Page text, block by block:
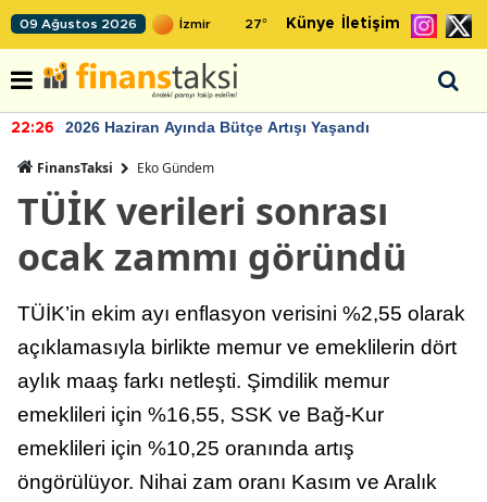
09 Ağustos 2026 27° Künye İletişim
22:26 2026 Haziran Ayında Bütçe Artışı Yaşandı
FinansTaksi Eko Gündem
TÜİK verileri sonrası
ocak zammı göründü
TÜİK’in ekim ayı enflasyon verisini %2,55 olarak
açıklamasıyla birlikte memur ve emeklilerin dört
aylık maaş farkı netleşti. Şimdilik memur
emeklileri için %16,55, SSK ve Bağ-Kur
emeklileri için %10,25 oranında artış
öngörülüyor. Nihai zam oranı Kasım ve Aralık